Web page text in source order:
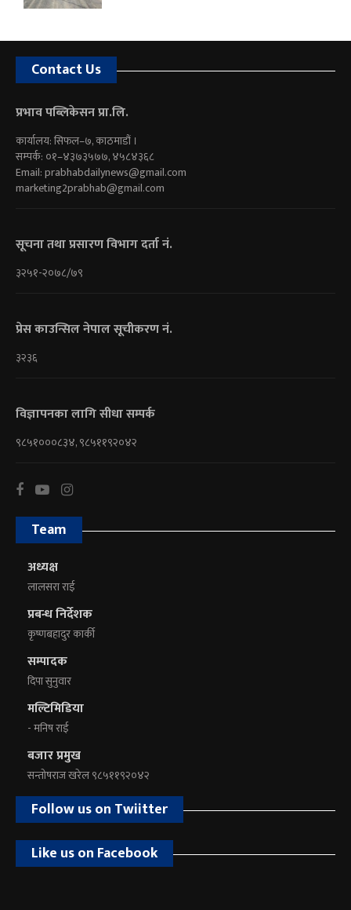
Contact Us
प्रभाव पब्लिकेसन प्रा.लि.
कार्यालय: सिफल–७, काठमाडौं ।
सम्पर्क: ०१–४३७३५७७, ४५८४३६८
Email:prabhabdailynews@gmail.com
marketing2prabhab@gmail.com
सूचना तथा प्रसारण विभाग दर्ता नं.
३२५१-२०७८/७९
प्रेस काउन्सिल नेपाल सूचीकरण नं.
३२३६
विज्ञापनका लागि सीधा सम्पर्क
९८५१०००८३४, ९८५११९२०४२
Team
अध्यक्ष
लालसरा राई
प्रबन्ध निर्देशक
कृष्णबहादुर कार्की
सम्पादक
दिपा सुनुवार
मल्टिमिडिया
- मनिष राई
बजार प्रमुख
सन्तोषराज खरेल ९८५११९२०४२
Follow us on Twiitter
Like us on Facebook